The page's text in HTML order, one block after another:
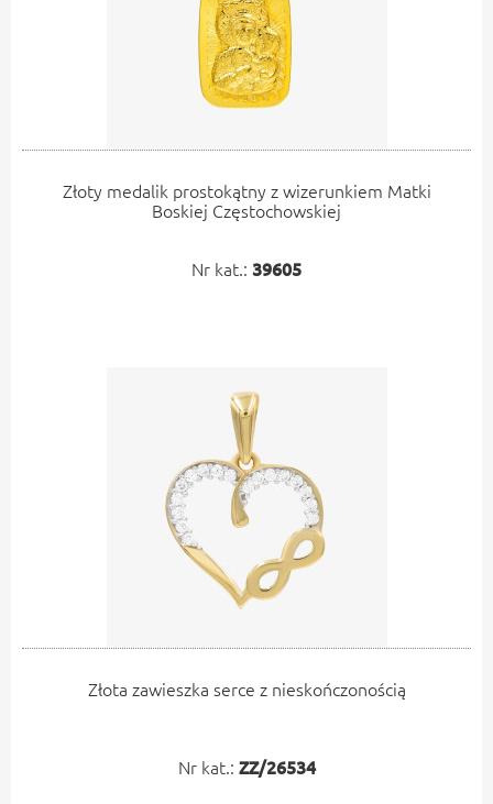
Złoty medalik prostokątny z wizerunkiem Matki
Boskiej Częstochowskiej
Nr kat.: 39605
Złota zawieszka serce z nieskończonością
Nr kat.: ZZ/26534